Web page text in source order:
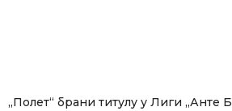
„Полет“ брани титулу у Лиги „Анте